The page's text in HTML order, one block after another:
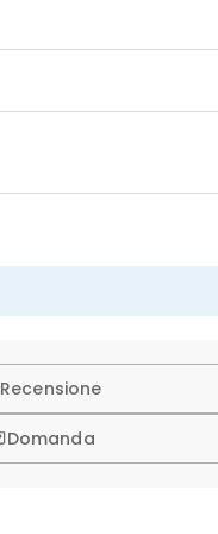
Recensione
Domanda